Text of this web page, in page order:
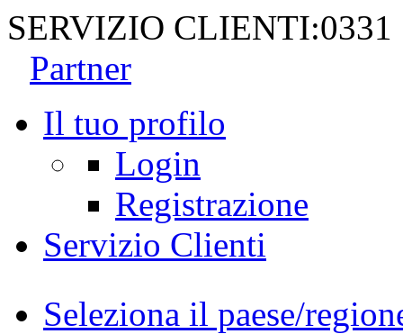
SERVIZIO CLIENTI:0331
Partner
Il tuo profilo
Login
Registrazione
Servizio Clienti
Seleziona il paese/